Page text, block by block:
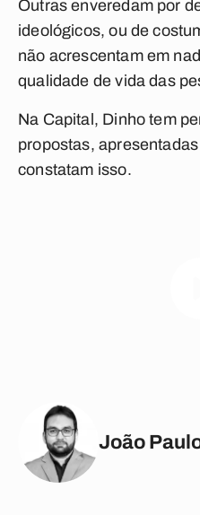
Outras enveredam por
ideológicos, ou de
não acrescentam em
qualidade de vida das
Na Capital, Dinho tem
propostas,
constatam isso.
João